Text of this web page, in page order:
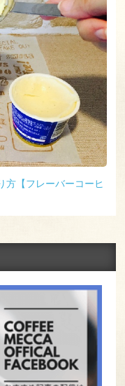
方【フレーバーコーヒ